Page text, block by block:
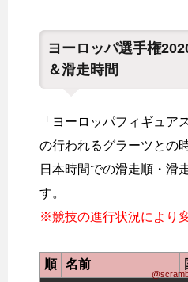
ヨーロッパ選手権
＆滑走時間
「ヨーロッパフィギュア
の行われるグラーツとの
日本時間での滑走順・滑
す。
※競技の進行状況により
順 名前